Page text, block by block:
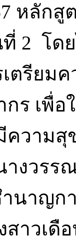
หลักสู
2 โด
ตรียม
ร เพื่
ความ
างวร
นาญก
าวเดื